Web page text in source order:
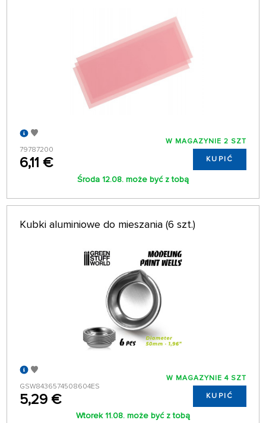
79787200
6,11 €
W MAGAZYNIE 2 SZT
KUPIĆ
Środa 12.08. może być z tobą
Kubki aluminiowe do mieszania (6 szt.)
GSW8436574508604ES
5,29 €
W MAGAZYNIE 4 SZT
KUPIĆ
Wtorek 11.08. może być z tobą